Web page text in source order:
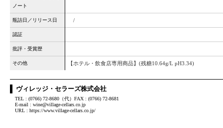
ノート
瓶詰日／リリース日 /
認証
批評・受賞歴
その他 【ホテル・飲食店専用商品】(残糖10.64g/L pH3.34)
ヴィレッジ・セラーズ株式会社
TEL : (0766) 72-8680（代）FAX : (0766) 72-8681
E-mail : wine@village-cellars.co.jp
URL : https://www.village-cellars.co.jp/